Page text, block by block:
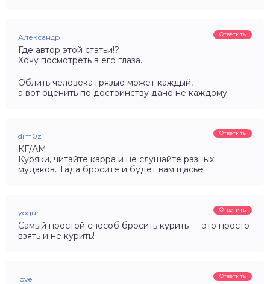
Александр Ответить
Где автор этой статьи!?
Хочу посмотреть в его глаза…
Облить человека грязью может каждый,
а вот оценить по достоинству дано не каждому.
dim0z Ответить
КГ/АМ
Куряки, читайте карра и не слушайте разных
мудаков. Тада бросите и будет вам щасье
yogurt Ответить
Самый простой способ бросить курить — это просто
взять и не курить!
love Ответить